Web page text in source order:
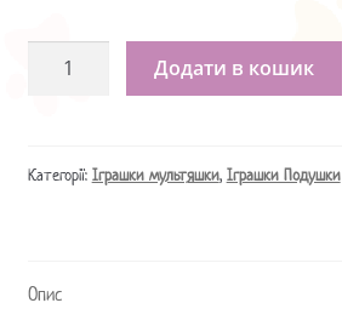
чудес
Чеширский
Додати в кошик
Категорії: Іграшки мультяшки, Іграшки Подушки
Опис